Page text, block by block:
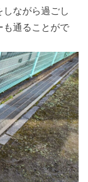
ながら過ごし
も通ることがで